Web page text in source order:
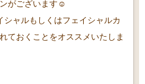
がございます☺️
ャルもしくはフェイシャルカ
ておくことをオススメいたしま